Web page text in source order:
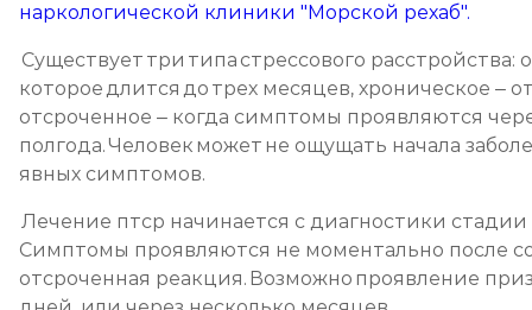
наркологической клиники "Морской рехаб".
Существует три типа стрессового расстройства:
которое длится до трех месяцев, хроническое –
отсроченное – когда симптомы проявляются
полгода. Человек может не ощущать начала
явных симптомов.
Лечение птср начинается с диагностики
Симптомы проявляются не моментально после
отсроченная реакция. Возможно проявление